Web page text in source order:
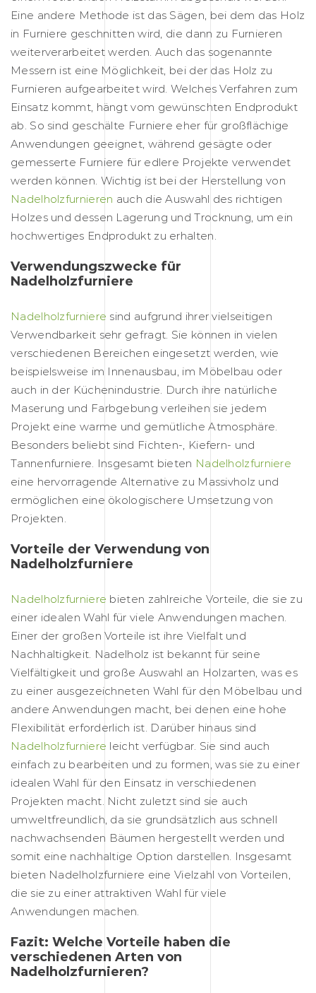
Eine andere Methode ist das Sägen, bei dem das Holz
in Furniere geschnitten wird, die dann zu Furnieren
weiterverarbeitet werden. Auch das sogenannte
Messern ist eine Möglichkeit, bei der das Holz zu
Furnieren aufgearbeitet wird. Welches Verfahren zum
Einsatz kommt, hängt vom gewünschten Endprodukt
ab. So sind geschälte Furniere eher für großflächige
Anwendungen geeignet, während gesägte oder
gemesserte Furniere für edlere Projekte verwendet
werden können. Wichtig ist bei der Herstellung von
Nadelholzfurnieren auch die Auswahl des richtigen
Holzes und dessen Lagerung und Trocknung, um ein
hochwertiges Endprodukt zu erhalten.
Verwendungszwecke für
Nadelholzfurniere
Nadelholzfurniere sind aufgrund ihrer vielseitigen
Verwendbarkeit sehr gefragt. Sie können in vielen
verschiedenen Bereichen eingesetzt werden, wie
beispielsweise im Innenausbau, im Möbelbau oder
auch in der Küchenindustrie. Durch ihre natürliche
Maserung und Farbgebung verleihen sie jedem
Projekt eine warme und gemütliche Atmosphäre.
Besonders beliebt sind Fichten-, Kiefern- und
Tannenfurniere. Insgesamt bieten Nadelholzfurniere
eine hervorragende Alternative zu Massivholz und
ermöglichen eine ökologischere Umsetzung von
Projekten.
Vorteile der Verwendung von
Nadelholzfurniere
Nadelholzfurniere bieten zahlreiche Vorteile, die sie zu
einer idealen Wahl für viele Anwendungen machen.
Einer der großen Vorteile ist ihre Vielfalt und
Nachhaltigkeit. Nadelholz ist bekannt für seine
Vielfältigkeit und große Auswahl an Holzarten, was es
zu einer ausgezeichneten Wahl für den Möbelbau und
andere Anwendungen macht, bei denen eine hohe
Flexibilität erforderlich ist. Darüber hinaus sind
Nadelholzfurniere leicht verfügbar. Sie sind auch
einfach zu bearbeiten und zu formen, was sie zu einer
idealen Wahl für den Einsatz in verschiedenen
Projekten macht. Nicht zuletzt sind sie auch
umweltfreundlich, da sie grundsätzlich aus schnell
nachwachsenden Bäumen hergestellt werden und
somit eine nachhaltige Option darstellen. Insgesamt
bieten Nadelholzfurniere eine Vielzahl von Vorteilen,
die sie zu einer attraktiven Wahl für viele
Anwendungen machen.
Fazit: Welche Vorteile haben die
verschiedenen Arten von
Nadelholzfurnieren?